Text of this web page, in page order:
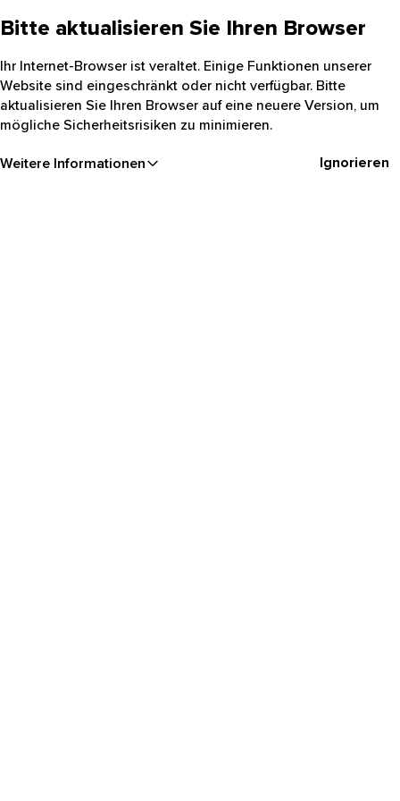
Bitte aktualisieren Sie Ihren Browser
Ihr Internet-Browser ist veraltet. Einige Funktionen unserer
Website sind eingeschränkt oder nicht verfügbar. Bitte
aktualisieren Sie Ihren Browser auf eine neuere Version, um
mögliche Sicherheitsrisiken zu minimieren.
Weitere Informationen Ignorieren